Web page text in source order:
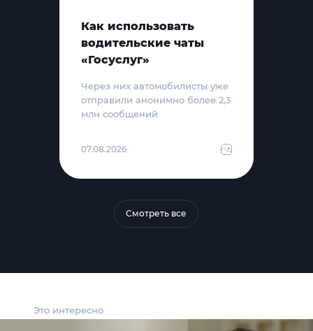
Это интересно
Как использовать
водительские чаты
«Госуслуг»
Через них автомобилисты уже
отправили анонимно более 2,3
млн сообщений
07.08.2026
Смотреть все